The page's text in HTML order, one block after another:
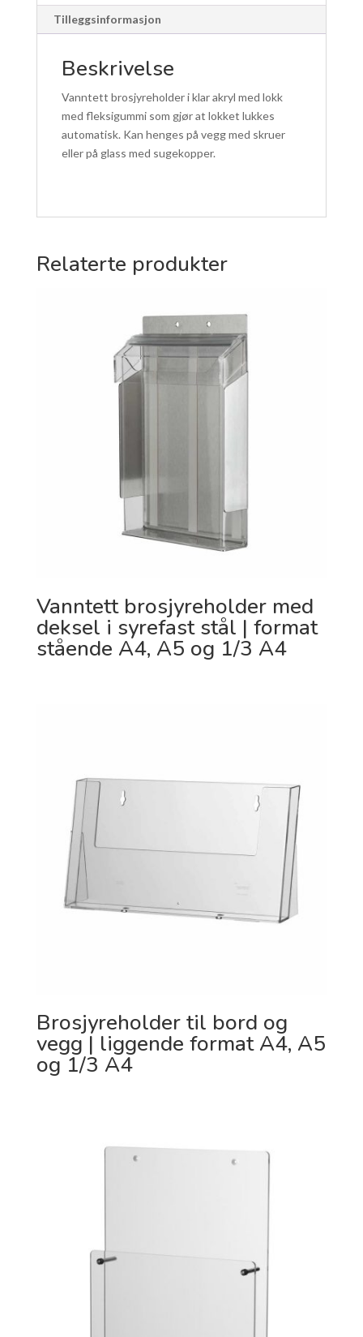
antallTilleggsinformasjon
Beskrivelse
Vanntett brosjyreholder i klar akryl med lokk
med fleksigummi som gjør at lokket lukkes
automatisk. Kan henges på vegg med skruer
eller på glass med sugekopper.
Relaterte produkter
Vanntett brosjyreholder med
deksel i syrefast stål | format
stående A4, A5 og 1/3 A4
Brosjyreholder til bord og
vegg | liggende format A4, A5
og 1/3 A4